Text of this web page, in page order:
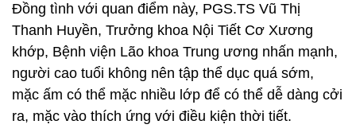
Đồng tình với quan điểm này, PGS.TS Vũ Thị
Thanh Huyền, Trưởng khoa Nội Tiết Cơ Xương
khớp, Bệnh viện Lão khoa Trung ương nhấn mạnh,
người cao tuổi không nên tập thể dục quá sớm,
mặc ấm có thể mặc nhiều lớp để có thể dễ dàng cởi
ra, mặc vào thích ứng với điều kiện thời tiết.